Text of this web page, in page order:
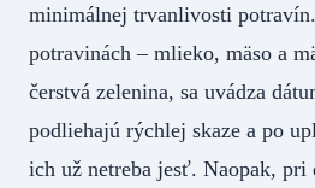
minimálnej trvanlivosti
potravinách – mlieko, mäso a
čerstvá zelenina, sa uvádza
podliehajú rýchlej skaze a po
ich už netreba jesť. Naopak, pri